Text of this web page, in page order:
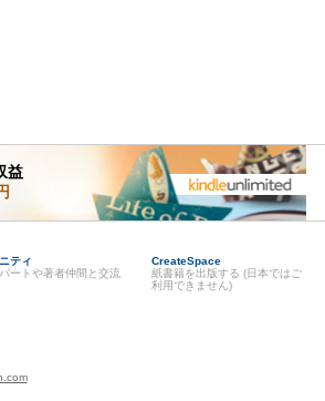
益
ティ
ートや著者仲間と交流
CreateSpace
紙書籍を出版する (日本ではご
利用できません)